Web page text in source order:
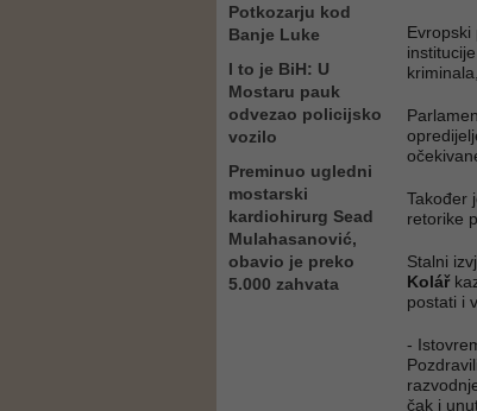
Potkozarju kod
Banje Luke
I to je BiH: U
Mostaru pauk
odvezao policijsko
vozilo
Preminuo ugledni
mostarski
kardiohirurg Sead
Mulahasanović,
obavio je preko
5.000 zahvata
Također
retorike
Stalni
Kolář
postati i
-
čak i